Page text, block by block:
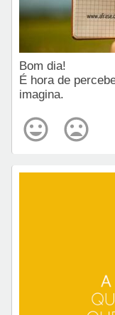
Bom dia!
É hora de
imagina.